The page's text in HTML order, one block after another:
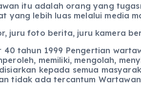
itu adalah orang yang
lebih luas melalui media
juru foto berita, juru kamera
tahun 1999 Pengertian
memiliki, mengolah,
kepada semua
tidak ada tercantum